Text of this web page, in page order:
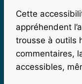
Cette
appréhendent
trousse à outils
commentaires,
accessibles,